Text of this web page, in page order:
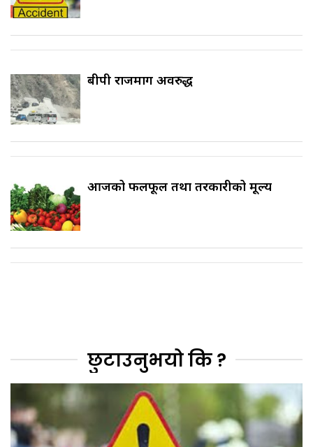
बीपी राजमार्ग अवरुद्ध
आजको फलफूल तथा तरकारीको मूल्य
छुटाउनुभयो कि ?